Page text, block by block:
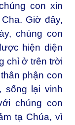
con xin
Giờ đây,
chúng con
hiện diện
chỉ ở trên trời
phận con
sống lại vinh
chúng con
tạ Chúa, vì